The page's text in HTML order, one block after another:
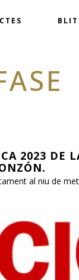
2023 DE
.
al niu de